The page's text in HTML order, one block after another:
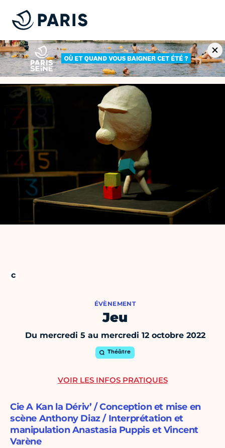
ÉVÈNEMENT
Jeu
Du mercredi 5 au mercredi 12 octobre 2022
Théâtre
Cie A Kan la Dériv’ / Conception et mise en
scène Anthony Diaz / Interprétation et
manipulation Anastasia Puppis et Vincent
Varène
VOIR LES INFOS PRATIQUES